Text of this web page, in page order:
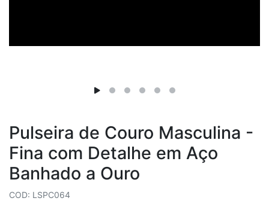
Pulseira de Couro Masculina -
Fina com Detalhe em Aço
Banhado a Ouro
COD: LSPC064